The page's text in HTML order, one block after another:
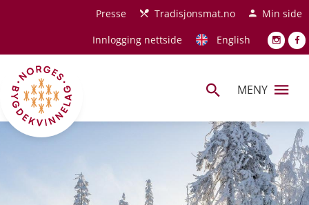
Hopp til hovedinnholdPresse Tradisjonsmat.no
Min side
Innlogging nettside
English
MENY